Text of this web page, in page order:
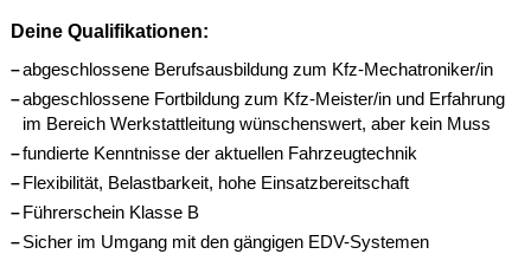
Deine Qualifikationen:
abgeschlossene Berufsausbildung zum Kfz-Mechatroniker/in
abgeschlossene Fortbildung zum Kfz-Meister/in und Erfahrung
im Bereich Werkstattleitung wünschenswert, aber kein Muss
fundierte Kenntnisse der aktuellen Fahrzeugtechnik
Flexibilität, Belastbarkeit, hohe Einsatzbereitschaft
Führerschein Klasse B
Sicher im Umgang mit den gängigen EDV-Systemen